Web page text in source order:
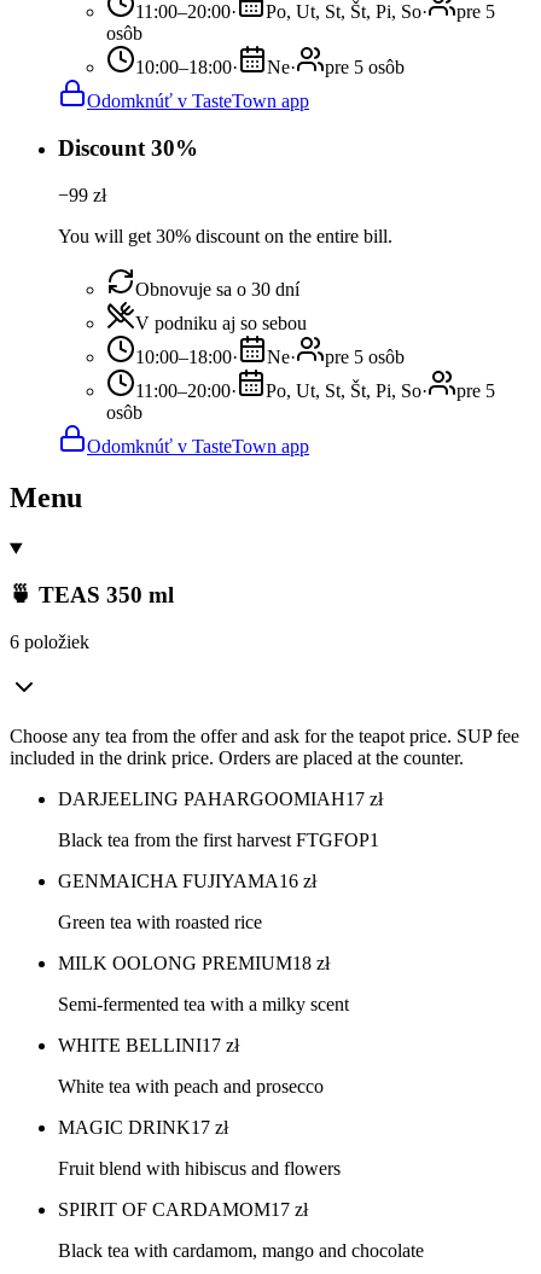
11:00–20:00· Po, Ut, St, Št, Pi, So·
pre 5
osôb
10:00–18:00· Ne·
pre 5 osôb
Odomknúť v TasteTown app
Discount 30%
−99 zł
You will get 30% discount on the entire bill.
Obnovuje sa o 30 dní
V podniku aj so sebou
10:00–18:00· Ne·
pre 5 osôb
11:00–20:00· Po, Ut, St, Št, Pi, So·
pre 5
osôb
Odomknúť v TasteTown app
Menu
🍵 TEAS 350 ml
6 položiek
Choose any tea from the offer and ask for the teapot price. SUP fee
included in the drink price. Orders are placed at the counter.
DARJEELING PAHARGOOMIAH17 zł
Black tea from the first harvest FTGFOP1
GENMAICHA FUJIYAMA16 zł
Green tea with roasted rice
MILK OOLONG PREMIUM18 zł
Semi-fermented tea with a milky scent
WHITE BELLINI17 zł
White tea with peach and prosecco
MAGIC DRINK17 zł
Fruit blend with hibiscus and flowers
SPIRIT OF CARDAMOM17 zł
Black tea with cardamom, mango and chocolate